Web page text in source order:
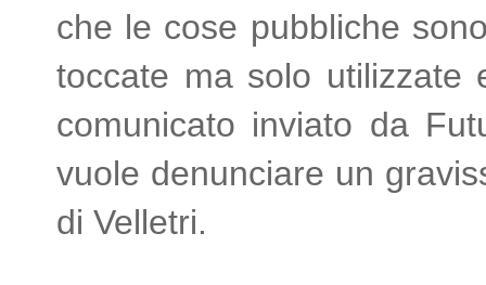
che le cose pubbliche
toccate ma solo utilizzate
comunicato inviato da
vuole denunciare un
di Velletri.